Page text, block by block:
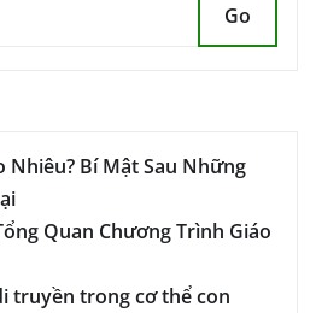
Go
Nhiêu? Bí Mật Sau Những
Quan Chương Trình Giáo
truyền trong cơ thể con